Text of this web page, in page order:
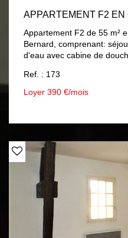
Appartement F2 de 55 m²
Bernard, comprenant:
d'eau avec cabine de douche et
chaudière gaz de ville. Eau
mensuel : 3890€
par décompteur,
comprenant 104€ d'honoraires d'état des lieux Dépôt de
Ref. : 173
Loyer 390 €/mois